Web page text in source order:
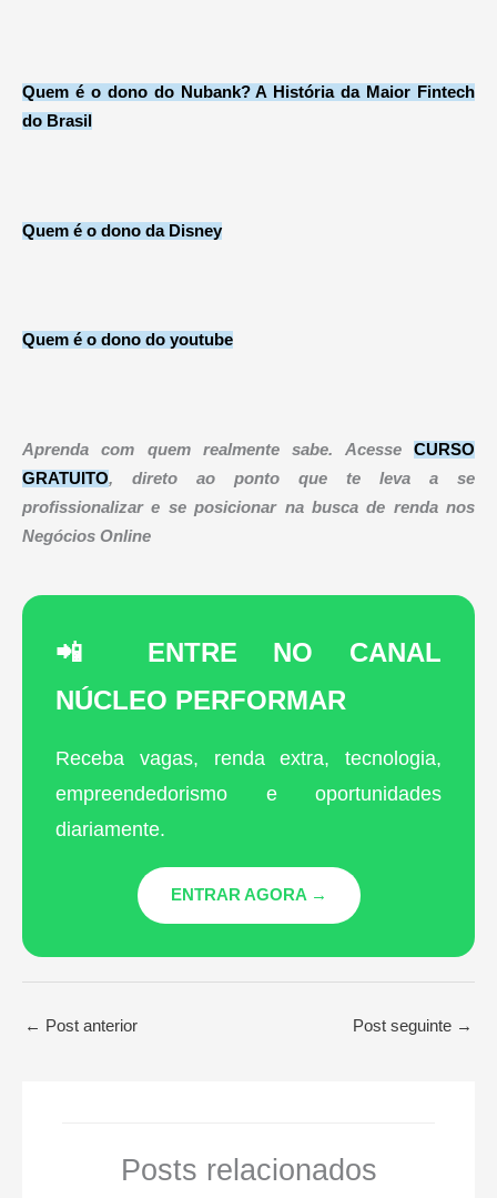
Quem é o dono do Nubank? A História da Maior Fintech
do Brasil
Quem é o dono da Disney
Quem é o dono do youtube
Aprenda com quem realmente sabe. Acesse CURSO
GRATUITO, direto ao ponto que te leva a se
profissionalizar e se posicionar na busca de renda nos
Negócios Online
📲 ENTRE NO CANAL
NÚCLEO PERFORMAR
Receba vagas, renda extra, tecnologia,
empreendedorismo e oportunidades
diariamente.
ENTRAR AGORA →
← Post anterior Post seguinte →
Posts relacionados